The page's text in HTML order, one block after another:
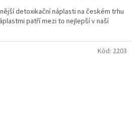
detoxikační náplasti na českém trhu
patří mezi to nejlepší v naší
Kód: 2203